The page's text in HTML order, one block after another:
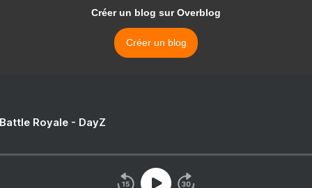
Créer un blog sur Overblog
Créer un blog
Royale - DayZ